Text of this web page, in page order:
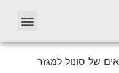
של סונול למגזר